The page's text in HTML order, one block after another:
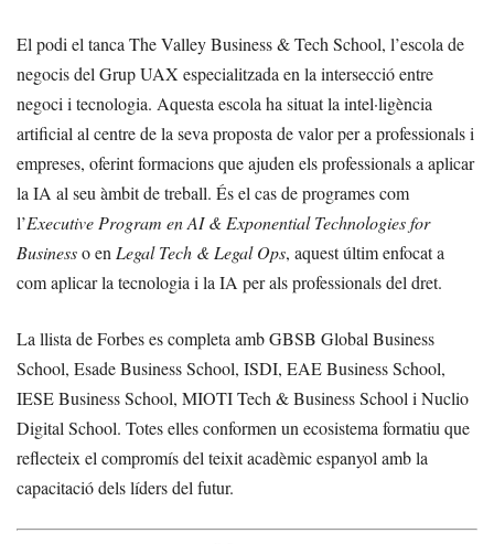
El podi el tanca The Valley Business & Tech School, l’escola de
negocis del Grup UAX especialitzada en la intersecció entre
negoci i tecnologia. Aquesta escola ha situat la intel·ligència
artificial al centre de la seva proposta de valor per a professionals i
empreses, oferint formacions que ajuden els professionals a aplicar
la IA al seu àmbit de treball. És el cas de programes com
l’Executive Program en AI & Exponential Technologies for
Businesso en Legal Tech & Legal Ops, aquest últim enfocat a
com aplicar la tecnologia i la IA per als professionals del dret.
La llista de Forbes es completa amb GBSB Global Business
School, Esade Business School, ISDI, EAE Business School,
IESE Business School, MIOTI Tech & Business School i Nuclio
Digital School. Totes elles conformen un ecosistema formatiu que
reflecteix el compromís del teixit acadèmic espanyol amb la
capacitació dels líders del futur.